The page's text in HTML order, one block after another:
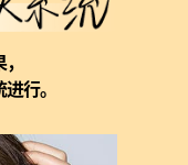
行。